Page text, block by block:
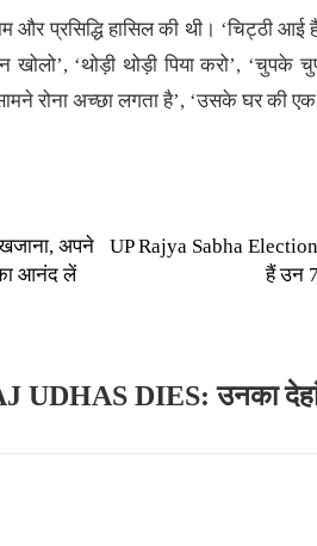
प्रसिद्धि हासिल की थी। ‘चिट्ठी आई
न खोलो’, ‘थोड़ी थोड़ी पिया करो’,
रोना अच्छा लगता है’, ‘उसके घर की
अपने
का आनंद लें
UP Rajya Sabha
हैं उन 7
UDHAS DIES: उनका